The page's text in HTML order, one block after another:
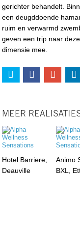
gerichter behandelt.
een deugddoende
ruim en verwarmd
geven een trip naar
dimensie mee.
MEER
Hotel Barriere,
Deauville
Animo
BXL,